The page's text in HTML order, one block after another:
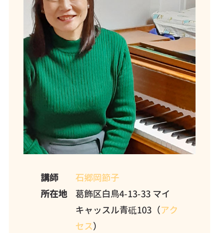
講師
石郷岡節子
所在地
葛飾区白鳥4-13-33 マイ
キャッスル青砥103（アク
セス）